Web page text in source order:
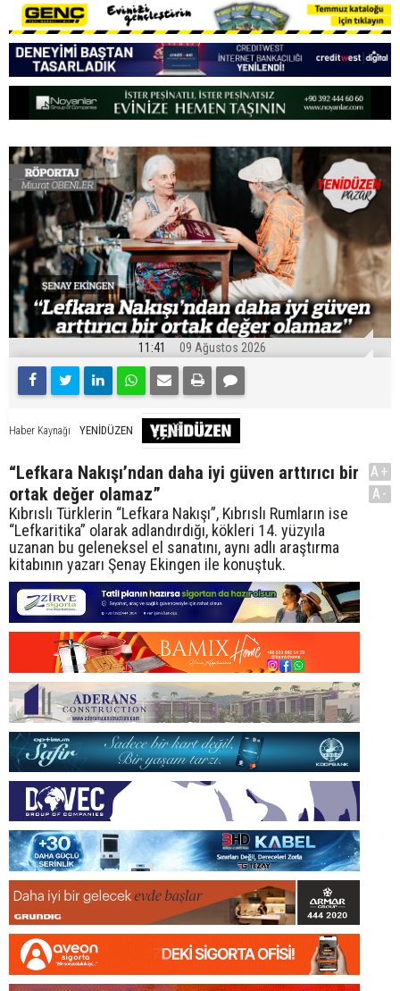
11:41 09 Ağustos 2026
Haber Kaynağı YENİDÜZEN
“Lefkara Nakışı’ndan daha iyi güven arttırıcı bir
ortak değer olamaz”
Kıbrıslı Türklerin “Lefkara Nakışı”, Kıbrıslı Rumların ise
“Lefkaritika” olarak adlandırdığı, kökleri 14. yüzyıla
uzanan bu geleneksel el sanatını, aynı adlı araştırma
kitabının yazarı Şenay Ekingen ile konuştuk.
A+
A-